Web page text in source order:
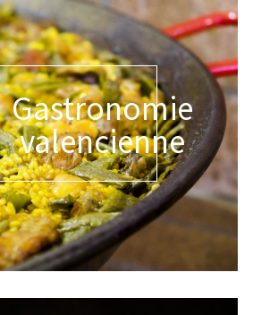
Gastronomie
valencienne